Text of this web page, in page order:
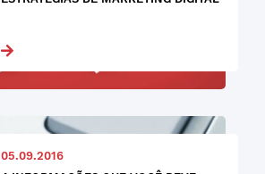
05.09.2016